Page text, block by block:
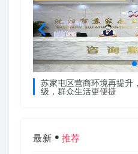
苏家屯区营商环境再提升
级，群众生活更便捷
最新 推荐